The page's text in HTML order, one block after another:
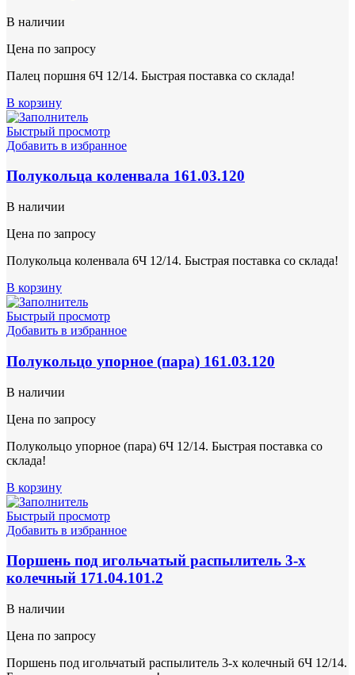
В наличии
Цена по запросу
Палец поршня 6Ч 12/14. Быстрая поставка со склада!
В корзину
Быстрый просмотр
Добавить в избранное
Полукольца коленвала 161.03.120
В наличии
Цена по запросу
Полукольца коленвала 6Ч 12/14. Быстрая поставка со склада!
В корзину
Быстрый просмотр
Добавить в избранное
Полукольцо упорное (пара) 161.03.120
В наличии
Цена по запросу
Полукольцо упорное (пара) 6Ч 12/14. Быстрая поставка со
склада!
В корзину
Быстрый просмотр
Добавить в избранное
Поршень под игольчатый распылитель 3-х
колечный 171.04.101.2
В наличии
Цена по запросу
Поршень под игольчатый распылитель 3-х колечный 6Ч 12/14.